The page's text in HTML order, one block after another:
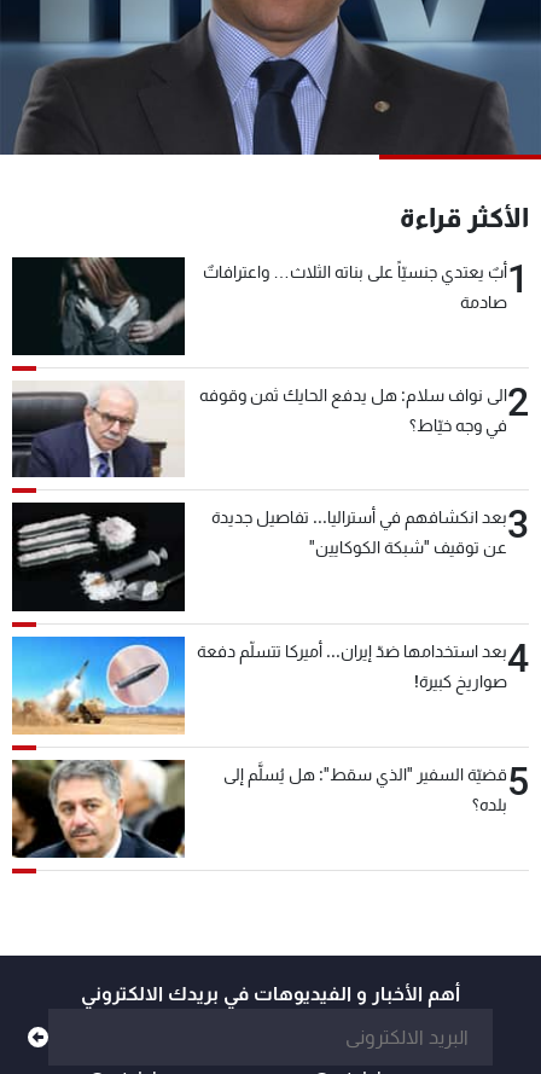
الأكثر قراءة
1أبٌ يعتدي جنسيّاً على بناته الثلاث… واعترافاتٌ
صادمة
2الى نواف سلام: هل يدفع الحايك ثمن وقوفه
في وجه خيّاط؟
3بعد انكشافهم في أستراليا... تفاصيل جديدة
عن توقيف "شبكة الكوكايين"
4بعد استخدامها ضدّ إيران... أميركا تتسلّم دفعة
صواريخ كبيرة!
5قضيّة السفير "الذي سقط": هل يُسلَّم إلى
بلده؟
أهم الأخبار و الفيديوهات في بريدك الالكتروني
شاهد البرامج
الترددات
عن MTV
الإنـتـاج
وظائف
تواصل معنا